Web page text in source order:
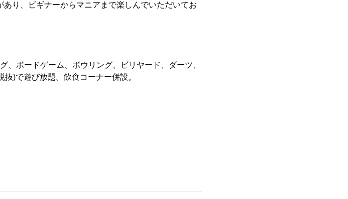
あり、ビギナーからマニアまで楽しんでいただいてお
、ボードゲーム、ボウリング、ビリヤード、ダーツ、
)で遊び放題。飲食コーナー併設。